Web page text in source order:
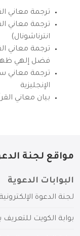
ترجمة معاني
ترجمة معاني
انترناشونال)
ترجمة معاني
فضل إلهي
ترجمة معاني
الإنجليزية
بيان معاني
مواقع لجنة
البوابات الدعوية
لجنة الدعوة الإلكترونية
بوابة الكويت للتعريف